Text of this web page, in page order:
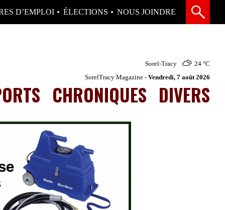
D’EMPLOI ÉLECTIONS NOUS JOINDRE
Sorel-Tracy 24 °C
SorelTracy Magazine - Vendredi, 7 août 2026
CHRONIQUES DIVERS